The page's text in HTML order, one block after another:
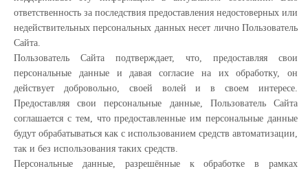
ответственность за последствия предоставления недостоверных или
недействительных персональных данных несет лично Пользователь
Сайта.
Пользователь Сайта подтверждает, что, предоставляя свои
персональные данные и давая согласие на их обработку, он
действует добровольно, своей волей и в своем интересе.
Предоставляя свои персональные данные, Пользователь Сайта
соглашается с тем, что предоставленные им персональные данные
будут обрабатываться как с использованием средств автоматизации,
так и без использования таких средств.
Персональные данные, разрешённые к обработке в рамках